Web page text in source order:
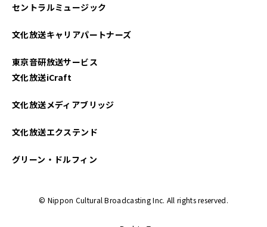
2022年06月
2022年05月
2022年04月
セントラルミュージック
文化放送キャリアパートナーズ
東京音研放送サービス
文化放送iCraft
文化放送メディアブリッジ
文化放送エクステンド
グリーン・ドルフィン
© Nippon Cultural Broadcasting Inc. All rights reserved.